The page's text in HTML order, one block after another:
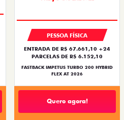
PESSOA FÍSICA
ENTRADA DE R$ 67.661,10 +24
PARCELAS DE R$ 6.152,10
FASTBACK IMPETUS TURBO 200 HYBRID
FLEX AT 2026
Quero agora!